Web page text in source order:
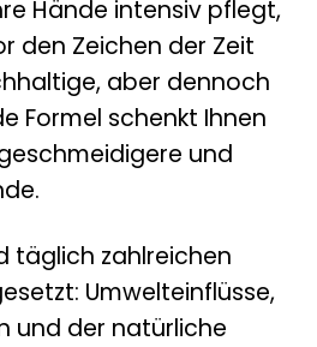
Hände intensiv pflegt,
den Zeichen der Zeit
aber dennoch
Formel schenkt Ihnen
und
täglich zahlreichen
Umwelteinflüsse,
und der natürliche